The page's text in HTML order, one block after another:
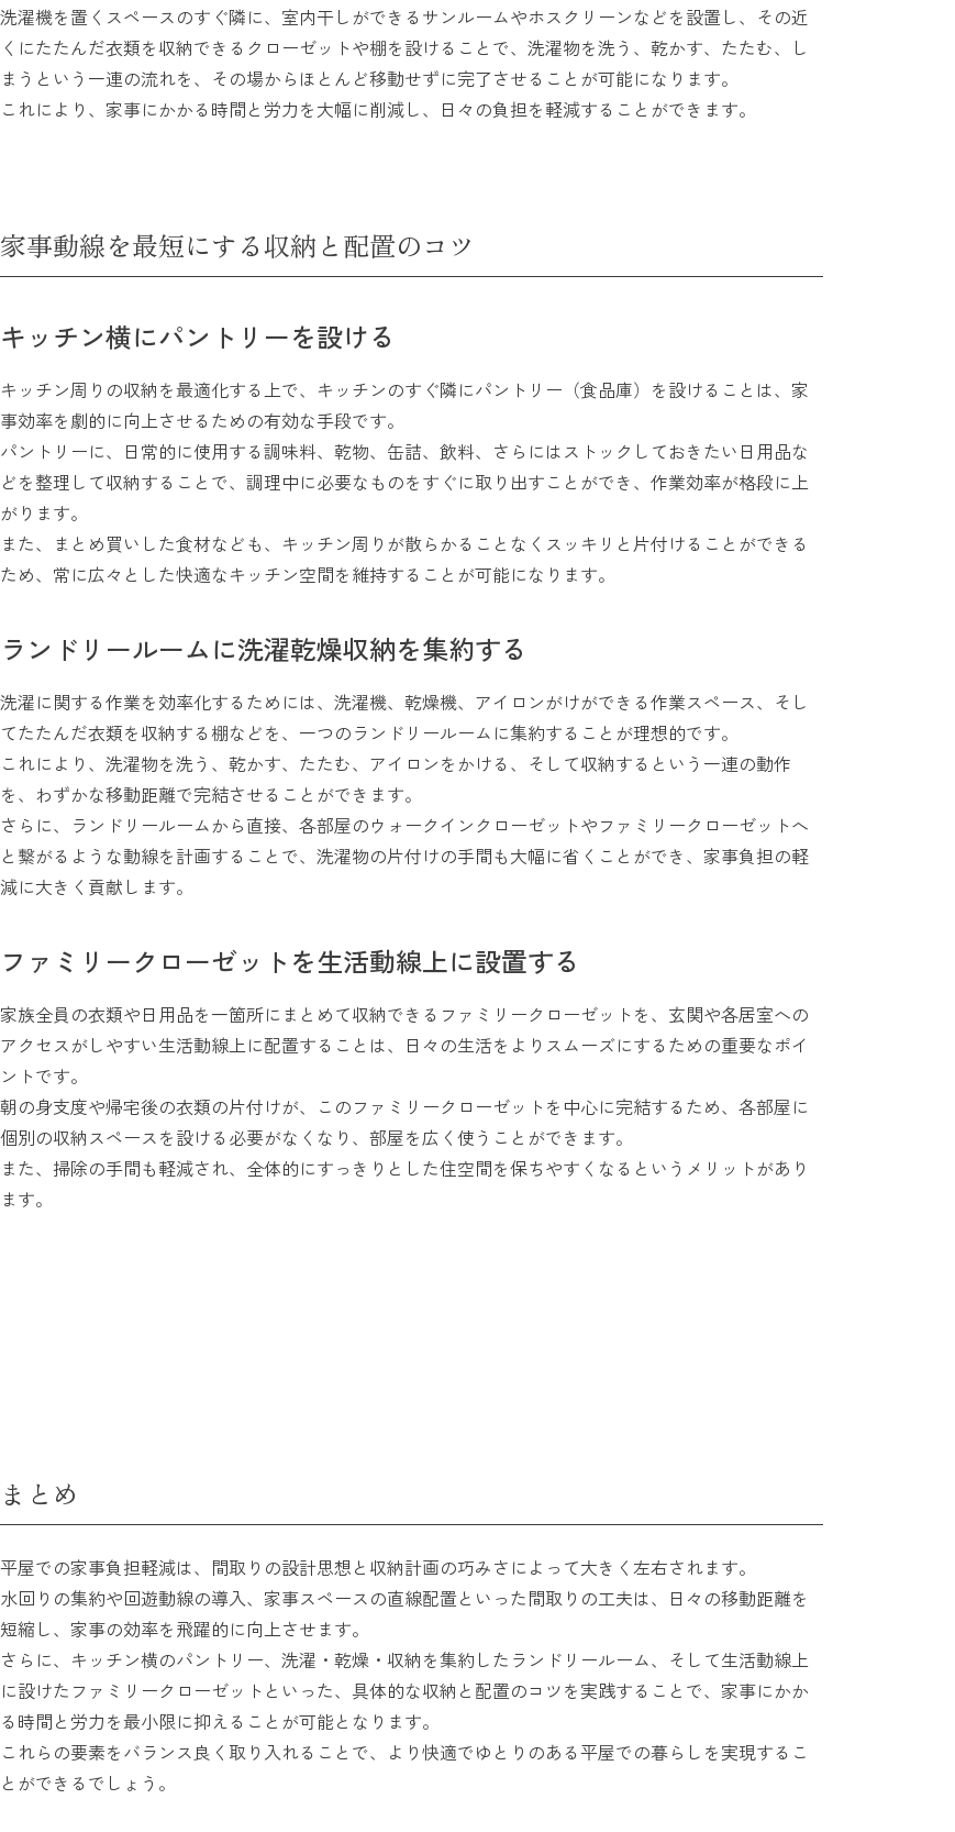
洗濯機を置くスペースのすぐ隣に、室内干しができるサンルームやホスクリーンなどを設置し、その近
くにたたんだ衣類を収納できるクローゼットや棚を設けることで、洗濯物を洗う、乾かす、たたむ、し
まうという一連の流れを、その場からほとんど移動せずに完了させることが可能になります。
これにより、家事にかかる時間と労力を大幅に削減し、日々の負担を軽減することができます。
家事動線を最短にする収納と配置のコツ
キッチン横にパントリーを設ける
キッチン周りの収納を最適化する上で、キッチンのすぐ隣にパントリー（食品庫）を設けることは、家
事効率を劇的に向上させるための有効な手段です。
パントリーに、日常的に使用する調味料、乾物、缶詰、飲料、さらにはストックしておきたい日用品な
どを整理して収納することで、調理中に必要なものをすぐに取り出すことができ、作業効率が格段に上
がります。
また、まとめ買いした食材なども、キッチン周りが散らかることなくスッキリと片付けることができる
ため、常に広々とした快適なキッチン空間を維持することが可能になります。
ランドリールームに洗濯乾燥収納を集約する
洗濯に関する作業を効率化するためには、洗濯機、乾燥機、アイロンがけができる作業スペース、そし
てたたんだ衣類を収納する棚などを、一つのランドリールームに集約することが理想的です。
これにより、洗濯物を洗う、乾かす、たたむ、アイロンをかける、そして収納するという一連の動作
を、わずかな移動距離で完結させることができます。
さらに、ランドリールームから直接、各部屋のウォークインクローゼットやファミリークローゼットへ
と繋がるような動線を計画することで、洗濯物の片付けの手間も大幅に省くことができ、家事負担の軽
減に大きく貢献します。
ファミリークローゼットを生活動線上に設置する
家族全員の衣類や日用品を一箇所にまとめて収納できるファミリークローゼットを、玄関や各居室への
アクセスがしやすい生活動線上に配置することは、日々の生活をよりスムーズにするための重要なポイ
ントです。
朝の身支度や帰宅後の衣類の片付けが、このファミリークローゼットを中心に完結するため、各部屋に
個別の収納スペースを設ける必要がなくなり、部屋を広く使うことができます。
また、掃除の手間も軽減され、全体的にすっきりとした住空間を保ちやすくなるというメリットがあり
ます。
まとめ
平屋での家事負担軽減は、間取りの設計思想と収納計画の巧みさによって大きく左右されます。
水回りの集約や回遊動線の導入、家事スペースの直線配置といった間取りの工夫は、日々の移動距離を
短縮し、家事の効率を飛躍的に向上させます。
さらに、キッチン横のパントリー、洗濯・乾燥・収納を集約したランドリールーム、そして生活動線上
に設けたファミリークローゼットといった、具体的な収納と配置のコツを実践することで、家事にかか
る時間と労力を最小限に抑えることが可能となります。
これらの要素をバランス良く取り入れることで、より快適でゆとりのある平屋での暮らしを実現するこ
とができるでしょう。